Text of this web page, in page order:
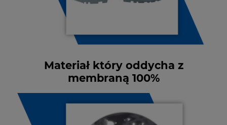
Materiał który oddycha z
membraną 100%